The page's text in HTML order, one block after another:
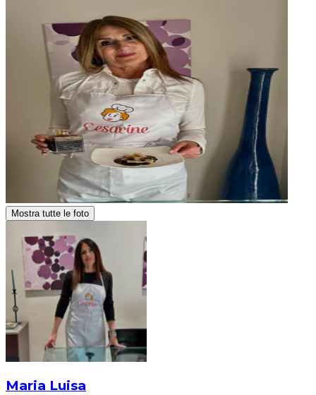
Mostra tutte le foto
Maria Luisa